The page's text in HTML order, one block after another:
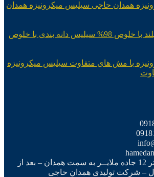
سیلیس میکرونیزه همدان
سیلیس دانه بندی با خلوص
سیلیس میکرونیزه
آدرس: همدان کیلمومتر 12 جاده ملایــر به سمت همدان – بعد از
– شرکت تولیدی همدان حاجی